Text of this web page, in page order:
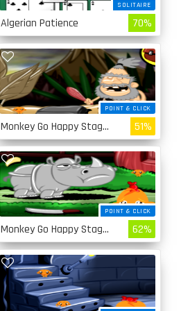
SOLITAIRE
Algerian Patience 70%
POINT & CLICK
Monkey Go Happy Stage 4 51%
POINT & CLICK
Monkey Go Happy Stage 3 62%